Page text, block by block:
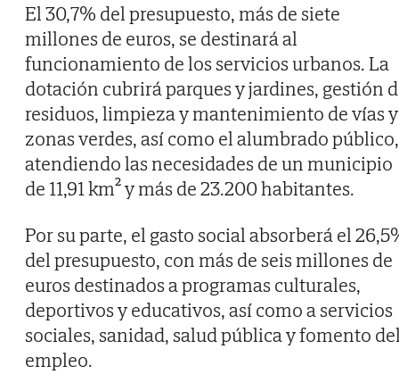
El 30,7% del presupuesto, más de siete
millones de euros, se destinará al
funcionamiento de los servicios urbanos. La
dotación cubrirá parques y jardines, gestión
residuos, limpieza y mantenimiento de vías y
zonas verdes, así como el alumbrado público,
atendiendo las necesidades de un municipio
de 11,91 km² y más de 23.200 habitantes.
Por su parte, el gasto social absorberá el
del presupuesto, con más de seis millones de
euros destinados a programas culturales,
deportivos y educativos, así como a servicios
sociales, sanidad, salud pública y fomento
empleo.